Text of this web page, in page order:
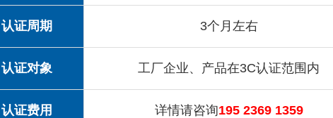
认证周期 3个月左右
认证对象 工厂企业、产品在3C认证范围内
认证费用 详情请咨询195 2369 1359